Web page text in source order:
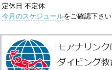
定休日 不定休
今月のスケジュールをご確認下さい